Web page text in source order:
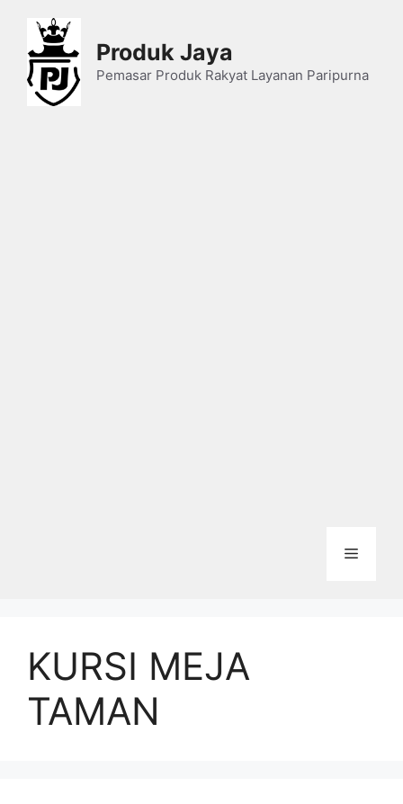
content
Produk Jaya
Pemasar Produk Rakyat Layanan Paripurna
Menu
KURSI MEJA
TAMAN